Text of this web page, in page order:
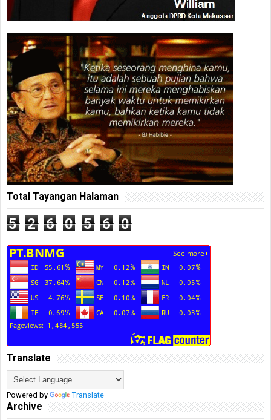
Total Tayangan Halaman
5 2 6 0 5 6 0
Translate
Powered by Translate
Archive